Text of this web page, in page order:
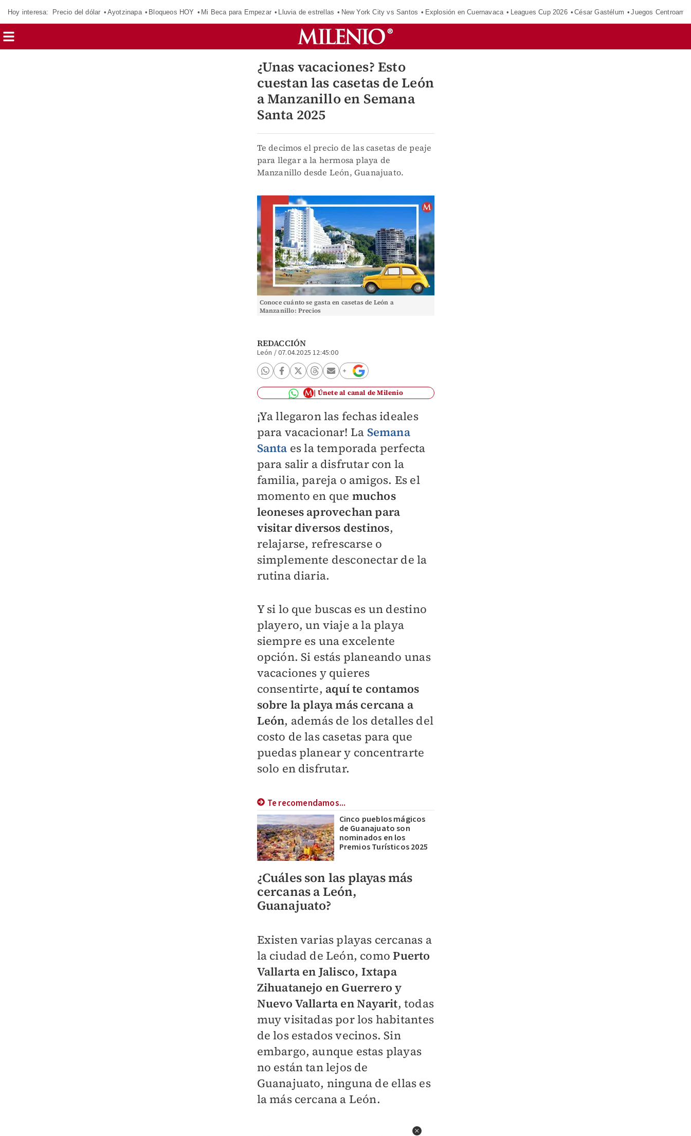
Hoy interesa: Precio del dólar Ayotzinapa Bloqueos HOY Mi Beca para Empezar Lluvia de estrellas New York City vs Santos Explosión en Cuernavaca Leagues Cup 2026 César Gastélum Juegos
¿Unas vacaciones? Esto
cuestan las casetas de León
a Manzanillo en Semana
Santa 2025
Te decimos el precio de las casetas de peaje
para llegar a la hermosa playa de
Manzanillo desde León, Guanajuato.
Conoce cuánto se gasta en casetas de León a
Manzanillo: Precios
REDACCIÓN
León /07.04.2025 12:45:00
Únete al canal de Milenio
¡Ya llegaron las fechas ideales
para vacacionar! La Semana
Santa es la temporada perfecta
para salir a disfrutar con la
familia, pareja o amigos. Es el
momento en que muchos
leoneses aprovechan para
visitar diversos destinos,
relajarse, refrescarse o
simplemente desconectar de la
rutina diaria.
Y si lo que buscas es un destino
playero, un viaje a la playa
siempre es una excelente
opción. Si estás planeando unas
vacaciones y quieres
consentirte, aquí te contamos
sobre la playa más cercana a
León, además de los detalles del
costo de las casetas para que
puedas planear y concentrarte
solo en disfrutar.
Te recomendamos...
Cinco pueblos mágicos
de Guanajuato son
nominados en los
Premios Turísticos 2025
¿Cuáles son las playas más
cercanas a León,
Guanajuato?
Existen varias playas cercanas a
la ciudad de León, comoPuerto
Vallarta en Jalisco, Ixtapa
Zihuatanejo en Guerrero y
Nuevo Vallarta en Nayarit, todas
muy visitadas por los habitantes
de los estados vecinos. Sin
embargo, aunque estas playas
no están tan lejos de
Guanajuato, ninguna de ellas es
la más cercana a León.